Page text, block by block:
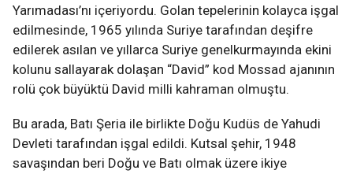
Yarımadası’nı içeriyordu. Golan tepelerinin kolayca işgal
edilmesinde, 1965 yılında Suriye tarafından deşifre
edilerek asılan ve yıllarca Suriye genelkurmayında ekini
kolunu sallayarak dolaşan “David” kod Mossad ajanının
rolü çok büyüktü David milli kahraman olmuştu.
Bu arada, Batı Şeria ile birlikte Doğu Kudüs de Yahudi
Devleti tarafından işgal edildi. Kutsal şehir, 1948
savaşından beri Doğu ve Batı olmak üzere ikiye